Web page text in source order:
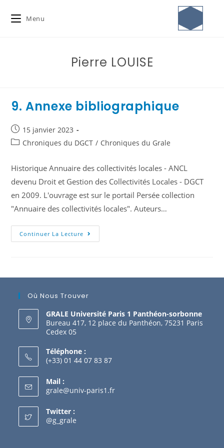
Menu
Pierre LOUISE
9. Annexe bibliographique
15 janvier 2023
Chroniques du DGCT / Chroniques du Grale
Historique Annuaire des collectivités locales - ANCL
devenu Droit et Gestion des Collectivités Locales - DGCT
en 2009. L'ouvrage est sur le portail Persée collection
"Annuaire des collectivités locales". Auteurs…
Continuer La Lecture
Où Nous Trouver
GRALE Université Paris 1 Panthéon-sorbonne
Bureau 417, 12 place du Panthéon, 75231 Paris
Cedex 05
Téléphone :
(+33) 01 44 07 83 87
Mail :
grale@univ-paris1.fr
Twitter :
@g_grale